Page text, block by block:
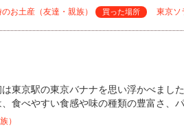
お土産（友達・親族） 買った場所 東京ソ
東京駅の東京バナナを思い浮かべまし
食べやすい食感や味の種類の豊富さ、
）